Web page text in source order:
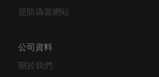
提防偽冒網站
公司資料
關於我們